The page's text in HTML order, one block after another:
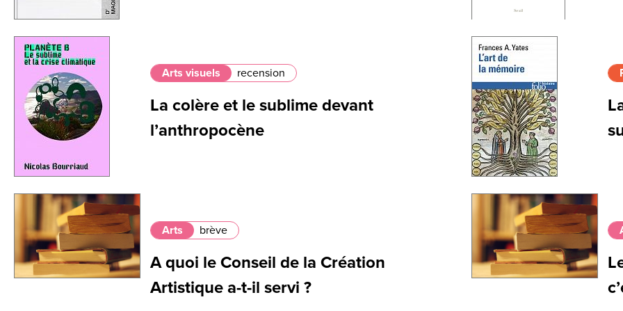
Arts visuels recension
La colère et le sublime devant
l’anthropocène
Arts brève
A quoi le Conseil de la Création
Artistique a-t-il servi ?